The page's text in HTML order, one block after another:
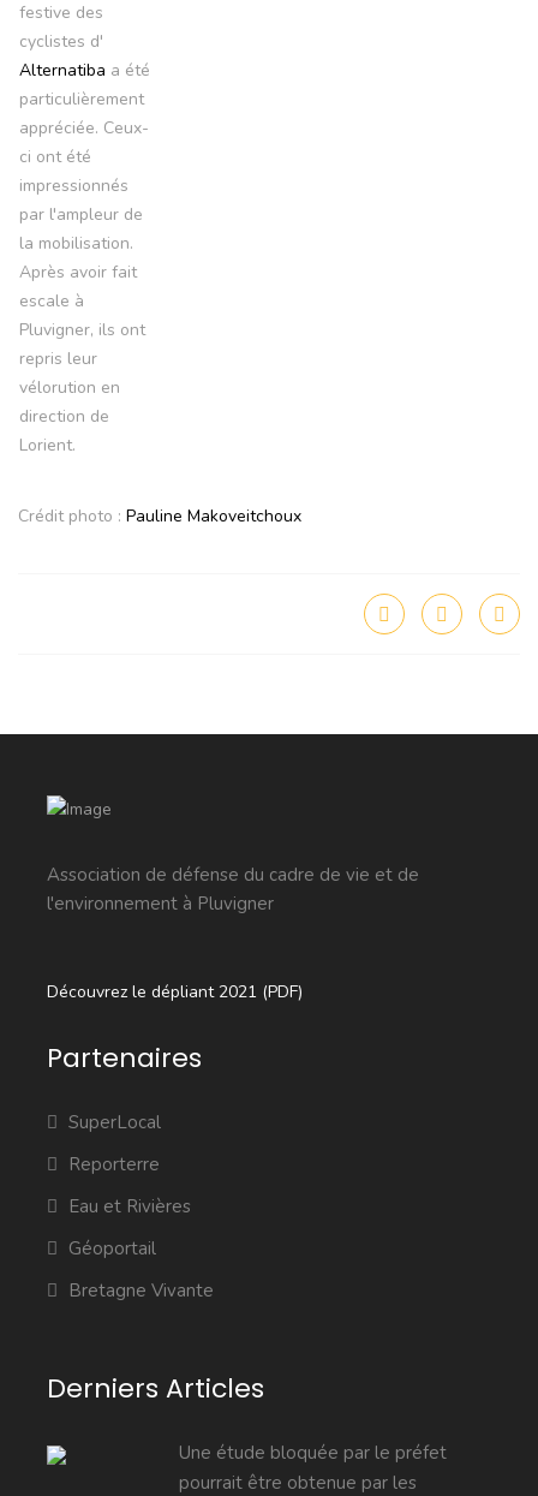
festive des
cyclistes d'
Alternatiba a été
particulièrement
appréciée. Ceux-
ci ont été
impressionnés
par l'ampleur de
la mobilisation.
Après avoir fait
escale à
Pluvigner, ils ont
repris leur
vélorution en
direction de
Lorient.
Crédit photo : Pauline Makoveitchoux
Association de défense du cadre de vie et de
l'environnement à Pluvigner
Découvrez le dépliant 2021 (PDF)
Partenaires
SuperLocal
Reporterre
Eau et Rivières
Géoportail
Bretagne Vivante
Derniers Articles
Une étude bloquée par le préfet
pourrait être obtenue par les